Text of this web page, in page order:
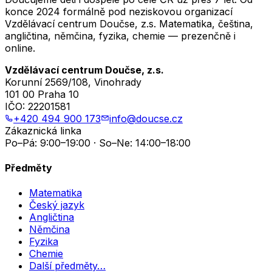
konce 2024 formálně pod neziskovou organizací
Vzdělávací centrum Doučse, z.s. Matematika, čeština,
angličtina, němčina, fyzika, chemie — prezenčně i
online.
Vzdělávací centrum Doučse, z.s.
Korunní 2569/108, Vinohrady
101 00 Praha 10
IČO: 22201581
+420 494 900 173
info@doucse.cz
Zákaznická linka
Po–Pá: 9:00–19:00 · So–Ne: 14:00–18:00
Předměty
Matematika
Český jazyk
Angličtina
Němčina
Fyzika
Chemie
Další předměty…